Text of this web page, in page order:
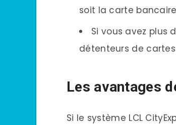
soit la carte
Si vous avez plus
détenteurs de
Les avantages
Si le système LCL